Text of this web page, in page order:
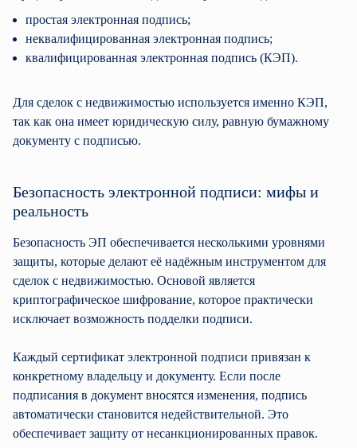
простая электронная подпись;
неквалифицированная электронная подпись;
квалифицированная электронная подпись (КЭП).
Для сделок с недвижимостью используется именно КЭП,
так как она имеет юридическую силу, равную бумажному
документу с подписью.
Безопасность электронной подписи: мифы и
реальность
Безопасность ЭП обеспечивается несколькими уровнями
защиты, которые делают её надёжным инструментом для
сделок с недвижимостью. Основой является
криптографическое шифрование, которое практически
исключает возможность подделки подписи.
Каждый сертификат электронной подписи привязан к
конкретному владельцу и документу. Если после
подписания в документ вносятся изменения, подпись
автоматически становится недействительной. Это
обеспечивает защиту от несанкционированных правок.